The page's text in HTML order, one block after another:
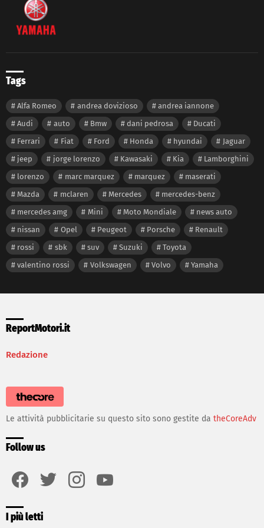
Tags
Alfa Romeo andrea dovizioso
andrea iannone
Audi
auto Bmw dani pedrosa
Ducati
Ferrari
Fiat Ford Honda hyundai
Jaguar
jeep
jorge lorenzo Kawasaki Kia
Lamborghini
lorenzo
marc marquez marquez
maserati
Mazda
mclaren Mercedes
mercedes-benz
mercedes amg
Mini Moto Mondiale
news auto
nissan
Opel Peugeot Porsche
Renault
rossi
sbk suv Suzuki
Toyota
valentino rossi
Volkswagen Volvo Yamaha
ReportMotori.it
Redazione
Le attività pubblicitarie su questo sito sono gestite da theCoreAdv
Follow us
I più letti